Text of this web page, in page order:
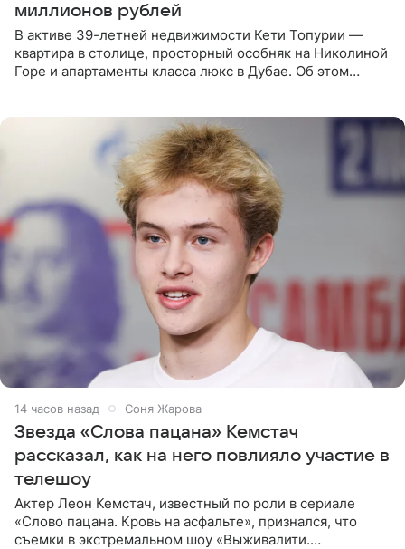
миллионов рублей
В активе 39-летней недвижимости Кети Топурии —
квартира в столице, просторный особняк на Николиной
Горе и апартаменты класса люкс в Дубае. Об этом
14 часов назад Соня Жарова
Звезда «Слова пацана» Кемстач
рассказал, как на него повлияло участие в
телешоу
Актер Леон Кемстач, известный по роли в сериале
«Слово пацана. Кровь на асфальте», признался, что
съемки в экстремальном шоу «Выживалити.